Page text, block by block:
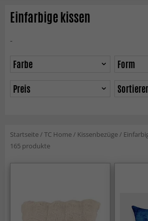
IN DEN WARENKORB GELEGT.
Einfarbige kissen
-
Farbe
Form
Preis
Startseite/TC Home/ Kissenbezüge/
165 produkte